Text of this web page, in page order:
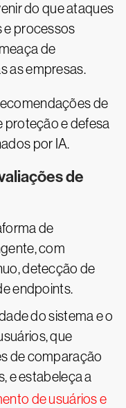
do que ataques
e processos
de
as empresas.
de
proteção e defesa
por IA.
de
de
com
detecção de
endpoints.
do sistema e o
que
de comparação
e estabeleça a
de usuários e